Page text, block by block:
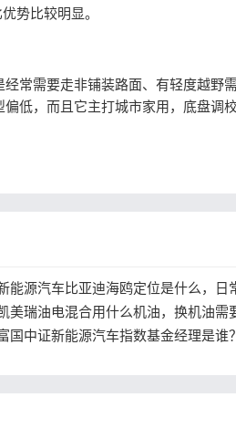
势比较明显。
需要走非铺装路面、有轻度越野
低，而且它主打城市家用，底盘调
能源汽车比亚迪海鸥定位是什么，日
美瑞油电混合用什么机油，换机油需
国中证新能源汽车指数基金经理是谁